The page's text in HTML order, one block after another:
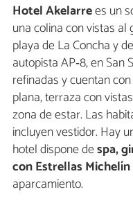
Hotel Akelarrees un
una colina con vistas al
playa de La Concha y
autopista AP‑8, en San
refinadas y cuentan
plana, terraza con
zona de estar. Las
incluyen vestidor. Hay
hotel dispone despa,
con Estrellas
aparcamiento.